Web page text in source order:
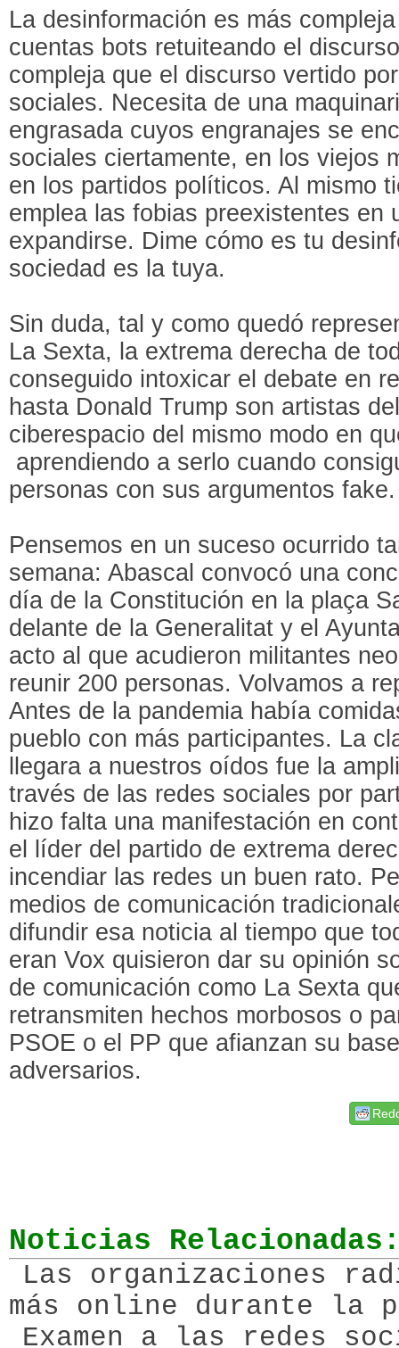
La desinformación es más
cuentas bots retuiteando el
compleja que el discurso vertido
sociales. Necesita de una
engrasada cuyos engranajes se
sociales ciertamente, en los viejos
en los partidos políticos. Al mismo
emplea las fobias preexistentes en
expandirse. Dime cómo es tu
sociedad es la tuya.
Sin duda, tal y como quedó
La Sexta, la extrema derecha de
conseguido intoxicar el debate en
hasta Donald Trump son artistas
ciberespacio del mismo modo en
aprendiendo a serlo cuando
personas con sus argumentos fake.
Pensemos en un suceso ocurrido
semana: Abascal convocó una
día de la Constitución en la plaça
delante de la Generalitat y el
acto al que acudieron militantes
reunir 200 personas. Volvamos a
Antes de la pandemia había
pueblo con más participantes. La
llegara a nuestros oídos fue la
través de las redes sociales por
hizo falta una manifestación en
el líder del partido de extrema
incendiar las redes un buen rato.
medios de comunicación
difundir esa noticia al tiempo que
eran Vox quisieron dar su opinión
de comunicación como La Sexta
retransmiten hechos morbosos o
PSOE o el PP que afianzan su
adversarios.
Noticias
Las organizaciones
más online durante la
Examen a las redes